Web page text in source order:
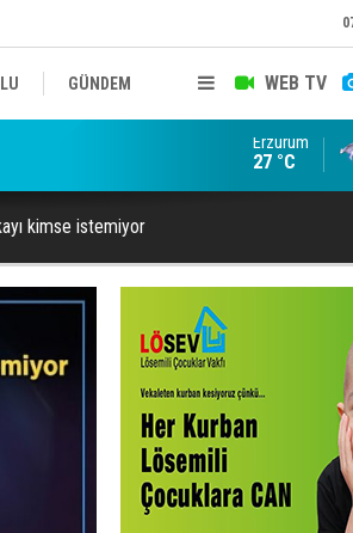
WEB TV
GÜNDEM
ADALET
Erzurum
27 °C
kimse istemiyor